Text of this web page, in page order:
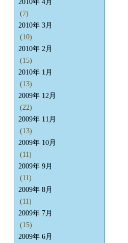
2010年 4月
(7)
2010年 3月
(10)
2010年 2月
(15)
2010年 1月
(13)
2009年 12月
(22)
2009年 11月
(13)
2009年 10月
(11)
2009年 9月
(11)
2009年 8月
(11)
2009年 7月
(15)
2009年 6月